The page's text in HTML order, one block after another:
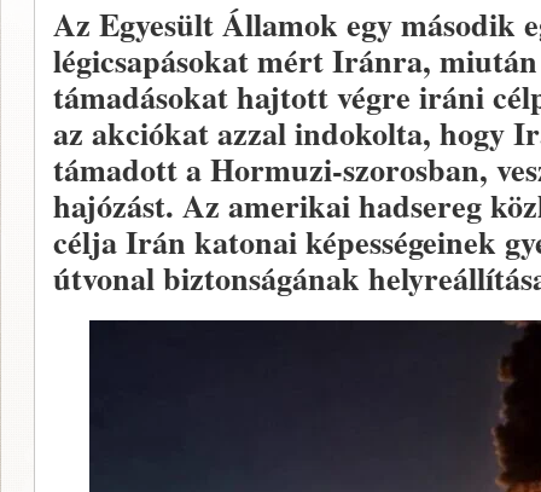
Az Egyesült Államok egy második
légicsapásokat mért Iránra,
támadásokat hajtott végre iráni
az akciókat azzal indokolta, hogy
támadott a Hormuzi-szorosban,
hajózást. Az amerikai hadsereg
célja Irán katonai képességeinek
útvonal biztonságának